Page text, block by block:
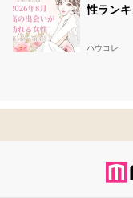
性ラン
ハウコレ